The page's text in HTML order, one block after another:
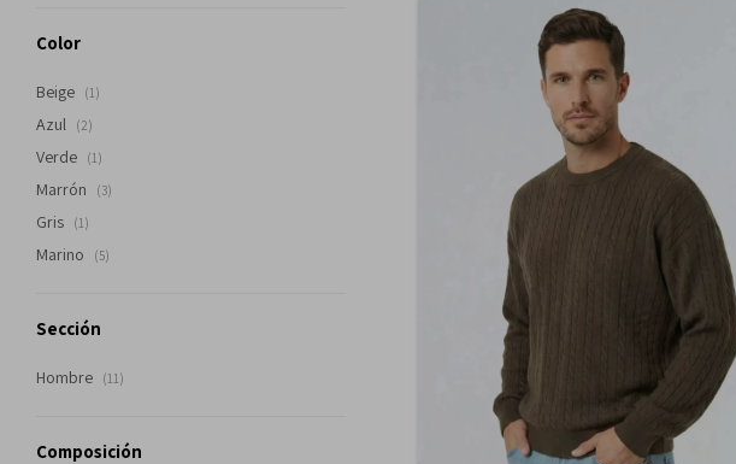
Color
Beige (1)
Azul (2)
Verde (1)
Marrón (3)
Gris (1)
Marino (5)
Sección
Hombre (11)
Composición